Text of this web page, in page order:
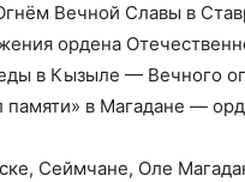
Вечной Славы в
ордена
в Кызыле — Вечного
памяти» в Магадане —
Сеймчане, Оле